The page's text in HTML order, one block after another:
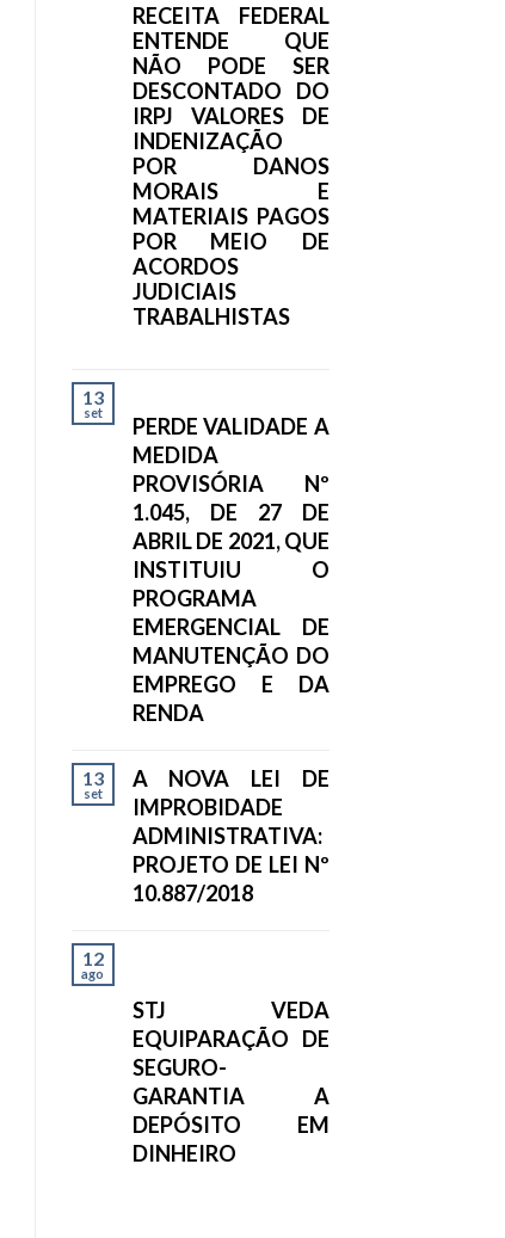
RECEITA FEDERAL
ENTENDE QUE
NÃO PODE SER
DESCONTADO DO
IRPJ VALORES DE
INDENIZAÇÃO
POR DANOS
MORAIS E
MATERIAIS PAGOS
POR MEIO DE
ACORDOS
JUDICIAIS
TRABALHISTAS
13
set
PERDE VALIDADE A
MEDIDA
PROVISÓRIA Nº
1.045, DE 27 DE
ABRIL DE 2021, QUE
INSTITUIU O
PROGRAMA
EMERGENCIAL DE
MANUTENÇÃO DO
EMPREGO E DA
RENDA
13
set
A NOVA LEI DE
IMPROBIDADE
ADMINISTRATIVA:
PROJETO DE LEI Nº
10.887/2018
12
ago
STJ VEDA
EQUIPARAÇÃO DE
SEGURO-
GARANTIA A
DEPÓSITO EM
DINHEIRO